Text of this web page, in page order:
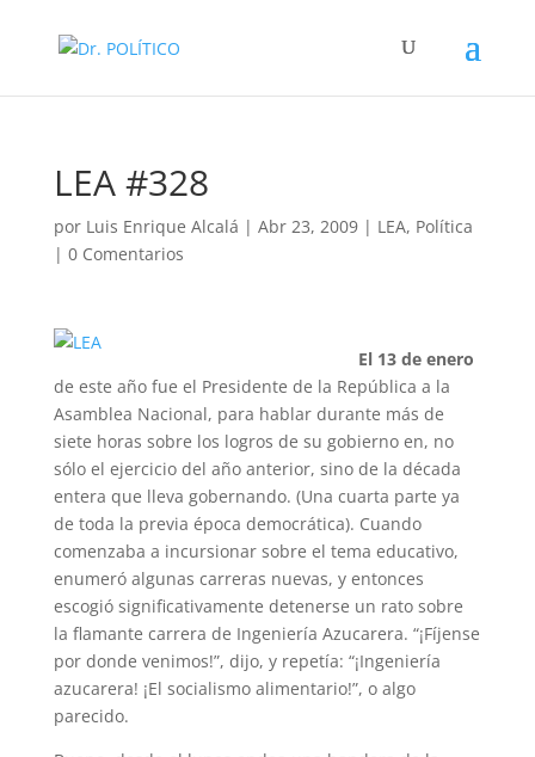
LEA #328
por Luis Enrique Alcalá | Abr 23, 2009| LEA, Política
| 0 Comentarios
El 13 de enero
de este año fue el Presidente de la República a la
Asamblea Nacional, para hablar durante más de
siete horas sobre los logros de su gobierno en, no
sólo el ejercicio del año anterior, sino de la década
entera que lleva gobernando. (Una cuarta parte ya
de toda la previa época democrática). Cuando
comenzaba a incursionar sobre el tema educativo,
enumeró algunas carreras nuevas, y entonces
escogió significativamente detenerse un rato sobre
la flamante carrera de Ingeniería Azucarera. “¡Fíjense
por donde venimos!”, dijo, y repetía: “¡Ingeniería
azucarera! ¡El socialismo alimentario!”, o algo
parecido.